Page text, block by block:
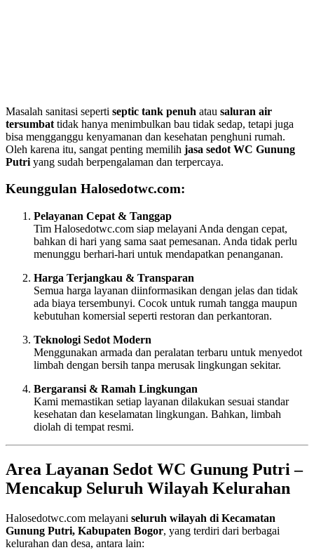
Masalah sanitasi seperti septic tank penuh atau saluran air
tersumbat tidak hanya menimbulkan bau tidak sedap, tetapi juga
bisa mengganggu kenyamanan dan kesehatan penghuni rumah.
Oleh karena itu, sangat penting memilih jasa sedot WC Gunung
Putri yang sudah berpengalaman dan terpercaya.
Keunggulan Halosedotwc.com:
Pelayanan Cepat & Tanggap
Tim Halosedotwc.com siap melayani Anda dengan cepat,
bahkan di hari yang sama saat pemesanan. Anda tidak perlu
menunggu berhari-hari untuk mendapatkan penanganan.
Harga Terjangkau & Transparan
Semua harga layanan diinformasikan dengan jelas dan tidak
ada biaya tersembunyi. Cocok untuk rumah tangga maupun
kebutuhan komersial seperti restoran dan perkantoran.
Teknologi Sedot Modern
Menggunakan armada dan peralatan terbaru untuk menyedot
limbah dengan bersih tanpa merusak lingkungan sekitar.
Bergaransi & Ramah Lingkungan
Kami memastikan setiap layanan dilakukan sesuai standar
kesehatan dan keselamatan lingkungan. Bahkan, limbah
diolah di tempat resmi.
Area Layanan Sedot WC Gunung Putri –
Mencakup Seluruh Wilayah Kelurahan
Halosedotwc.com melayani seluruh wilayah di Kecamatan
Gunung Putri, Kabupaten Bogor, yang terdiri dari berbagai
kelurahan dan desa, antara lain: